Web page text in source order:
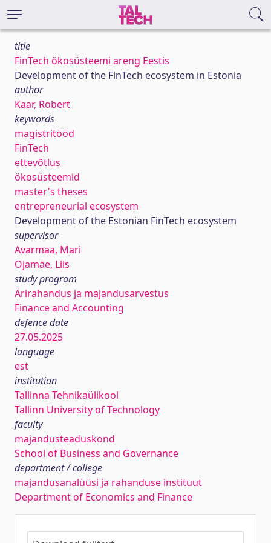
title
FinTech ökosüsteemi areng Eestis
Development of the FinTech ecosystem in Estonia
author
Kaar, Robert
keywords
magistritööd
FinTech
ettevõtlus
ökosüsteemid
master's theses
entrepreneurial ecosystem
Development of the Estonian FinTech ecosystem
supervisor
Avarmaa, Mari
Ojamäe, Liis
study program
Ärirahandus ja majandusarvestus
Finance and Accounting
defence date
27.05.2025
language
est
institution
Tallinna Tehnikaülikool
Tallinn University of Technology
faculty
majandusteaduskond
School of Business and Governance
department / college
majandusanalüüsi ja rahanduse instituut
Department of Economics and Finance